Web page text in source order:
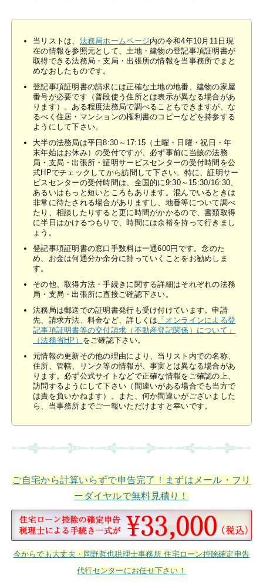
当リストは、 法務局ホームページ内の令和4年10月11日現
在の情報を参照元として、土地・建物の登記事項証明書が
取得できる法務局・支局・出張所の情報を当事務所でまと
めなおしたものです。
登記事項証明書の請求には正確な土地の地番、建物の家屋
番号が必要です（普段使う住所とは表示が異なる場合があ
ります）。ある程度法務局で調べることもできますが、な
るべく住居・マンションの権利書のコピーなどを持参する
ようにして下さい。
大半の法務局は平日8:30～17:15（土曜・日曜・祝日・年
末年始はお休み）の受付ですが、必ず事前に当該の法務
局・支局・出張所・証明サービスセンターの受付時間を公
式HPでチェックしてから訪問して下さい。特に、証明サー
ビスセンターの受付時間は、全国的に9:30～15:30/16:30、
あるいはもっと短いところもあります。混んでいるときは
非常に待たされる場合がありますし、地番等について調べ
たり、相談したりすると更に時間がかかるので、書類取得
に半日はかけるつもりで、時間には余裕を持って行きまし
ょう。
登記事項証明書の窓口手数料は一通600円です。念のた
め、お金は何通分か余分に持っていくことをお勧めしま
す。
その他、取得方法・手続きに関する詳細はそれぞれの法務
局・支局・出張所に直接ご確認下さい。
法務局は郵送での証明書発行も受け付けています。申請
先、請求方法、料金など、詳しくは 「オンラインによる登
記事項証明書等の交付請求（不動産登記関係）について」
（法務省HP） をご確認下さい。
元情報の更新その他の理由により、当リスト内での名称、
住所、管轄、リンク等の情報が、事実とは異なる場合があ
ります。必ず公式サイトなどで正確な情報をご確認の上、
訪問するようにして下さい（間違いがある場合でも当方で
は責を負いかねます）。また、何か間違いがございました
ら、当事務所までご一報いただけますと幸いです。
ご自宅から計算いらずで申告完了！まずはメール・フリ
ーダイヤルで無料見積り！
今からでも大丈夫・岡野哲也税理士事務所 住宅ローン控除確定申告
代行センターにお任せ下さい！